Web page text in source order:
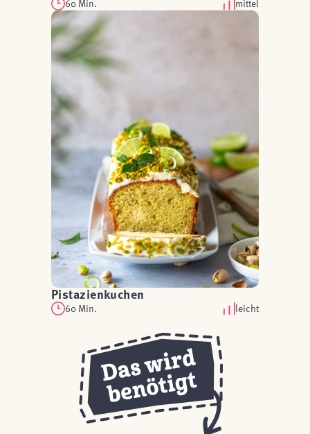
60 Min. mittel
Pistazienkuchen
60 Min. leicht